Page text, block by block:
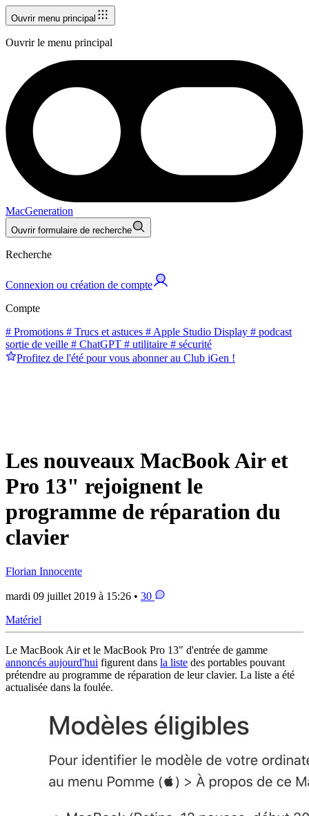
Ouvrir menu principal
Ouvrir le menu principal
MacGeneration
Ouvrir formulaire de recherche
Recherche
Connexion ou création de compte
Compte
# Promotions # Trucs et astuces # Apple Studio Display # podcast
sortie de veille # ChatGPT # utilitaire # sécurité
Profitez de l'été pour vous abonner au Club iGen !
Les nouveaux MacBook Air et
Pro 13" rejoignent le
programme de réparation du
clavier
Florian Innocente
mardi 09 juillet 2019 à 15:26 • 30
Matériel
Le MacBook Air et le MacBook Pro 13" d'entrée de gamme
annoncés aujourd'hui figurent dans la liste des portables pouvant
prétendre au programme de réparation de leur clavier. La liste a été
actualisée dans la foulée.